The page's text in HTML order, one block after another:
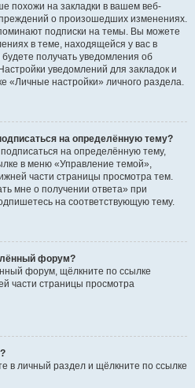
похожи на закладки в вашем веб-
о произошедших изменениях.
подписки на темы. Вы можете
в теме, находящейся у вас в
получать уведомления об
уведомлений для закладок и
«Личные настройки» личного раздела.
на определённую тему?
на определённую тему,
в меню «Управление темой»,
части страницы просмотра тем.
мне о получении ответа» при
на соответствующую тему.
форум?
форум, щёлкните по ссылке
части страницы просмотра
в личный раздел и щёлкните по ссылке